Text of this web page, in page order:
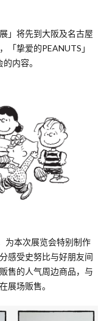
」将先到大阪及名古屋
「挚爱的PEANUTS」
内容。
为本次展览会特别制作
感受史努比与好朋友间
售的人气周边商品，与
展场贩售。